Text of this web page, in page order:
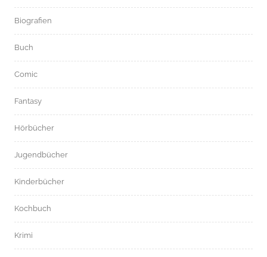
Biografien
Buch
Comic
Fantasy
Hörbücher
Jugendbücher
Kinderbücher
Kochbuch
Krimi